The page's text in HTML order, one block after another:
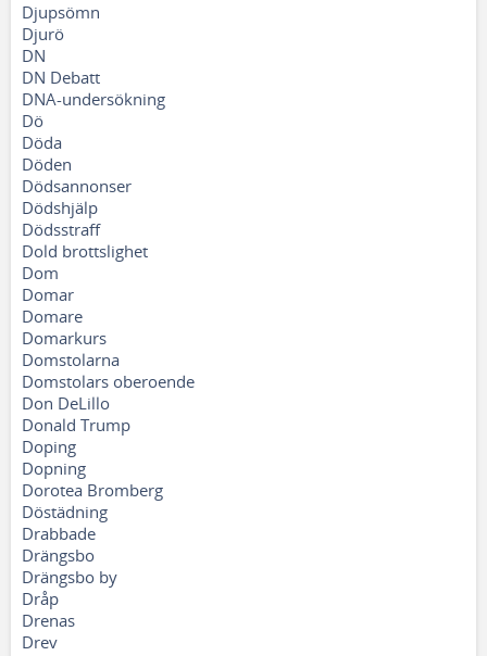
Djupsömn
Djurö
DN
DN Debatt
DNA-undersökning
Dö
Döda
Döden
Dödsannonser
Dödshjälp
Dödsstraff
Dold brottslighet
Dom
Domar
Domare
Domarkurs
Domstolarna
Domstolars oberoende
Don DeLillo
Donald Trump
Doping
Dopning
Dorotea Bromberg
Döstädning
Drabbade
Drängsbo
Drängsbo by
Dråp
Drenas
Drev